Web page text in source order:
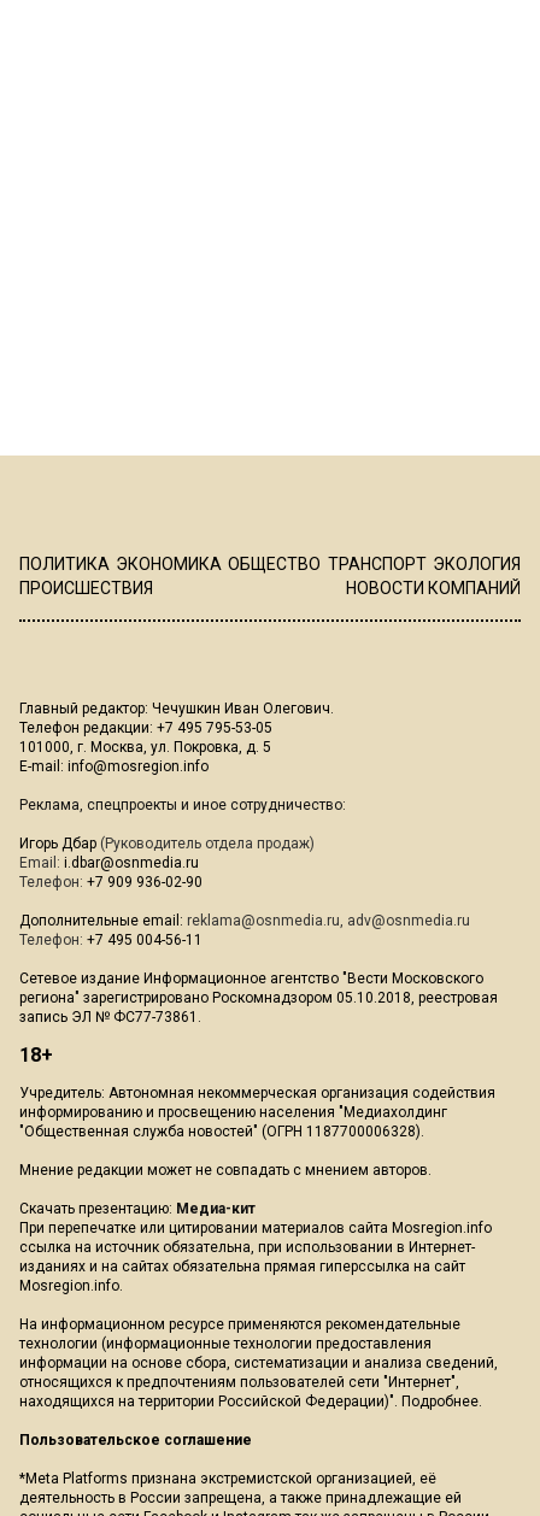
ПОЛИТИКА ЭКОНОМИКА ОБЩЕСТВО ТРАНСПОРТ ЭКОЛОГИЯ
ПРОИСШЕСТВИЯ
НОВОСТИ КОМПАНИЙ
Главный редактор: Чечушкин Иван Олегович.
Телефон редакции: +7 495 795-53-05
101000, г. Москва, ул. Покровка, д. 5
E-mail: info@mosregion.info
Реклама, спецпроекты и иное сотрудничество:
Игорь Дбар (Руководитель отдела продаж)
Email: i.dbar@osnmedia.ru
Телефон: +7 909 936-02-90
Дополнительные email: reklama@osnmedia.ru, adv@osnmedia.ru
Телефон: +7 495 004-56-11
Сетевое издание Информационное агентство "Вести Московского
региона" зарегистрировано Роскомнадзором 05.10.2018, реестровая
запись ЭЛ № ФС77-73861.
18+
Учредитель: Автономная некоммерческая организация содействия
информированию и просвещению населения "Медиахолдинг
"Общественная служба новостей" (ОГРН 1187700006328).
Мнение редакции может не совпадать с мнением авторов.
Скачать презентацию: Медиа-кит
При перепечатке или цитировании материалов сайта Mosregion.info
ссылка на источник обязательна, при использовании в Интернет-
изданиях и на сайтах обязательна прямая гиперссылка на сайт
Mosregion.info.
На информационном ресурсе применяются рекомендательные
технологии (информационные технологии предоставления
информации на основе сбора, систематизации и анализа сведений,
относящихся к предпочтениям пользователей сети "Интернет",
находящихся на территории Российской Федерации)". Подробнее.
Пользовательское соглашение
*Meta Platforms признана экстремистской организацией, её
деятельность в России запрещена, а также принадлежащие ей